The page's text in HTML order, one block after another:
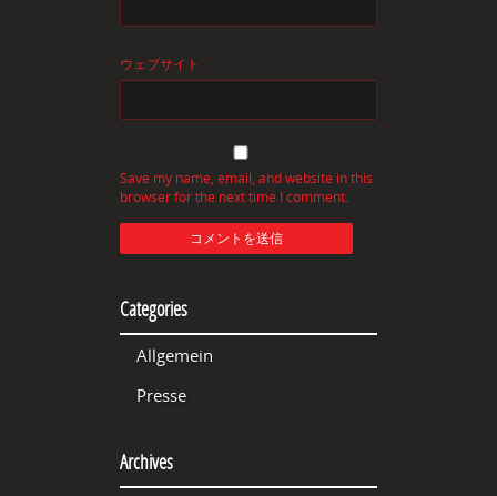
ウェブサイト
Save my name, email, and website in this
browser for the next time I comment.
Categories
Allgemein
Presse
Archives